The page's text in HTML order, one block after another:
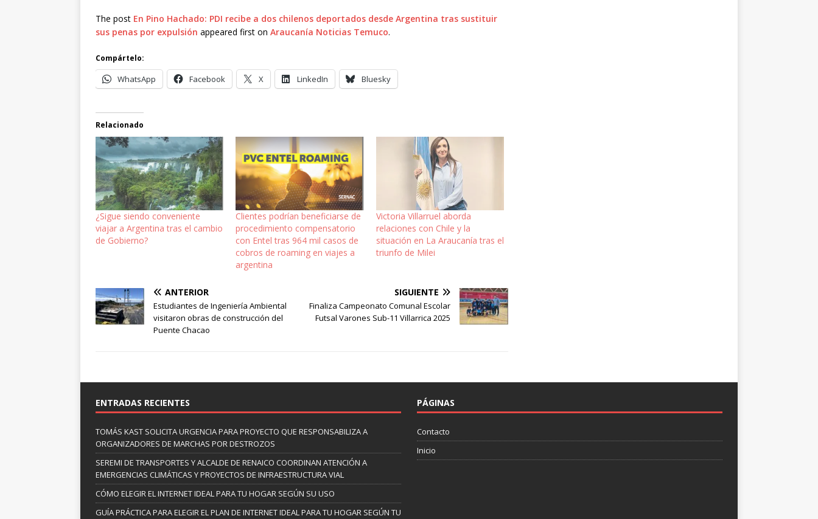
The post En Pino Hachado: PDI recibe a dos chilenos deportados desde Argentina tras sustituir
sus penas por expulsión appeared first on Araucanía Noticias Temuco.
Compártelo:
WhatsApp Facebook X LinkedIn Bluesky
Relacionado
¿Sigue siendo conveniente
viajar a Argentina tras el cambio
de Gobierno?
Clientes podrían beneficiarse de
procedimiento compensatorio
con Entel tras 964 mil casos de
cobros de roaming en viajes a
argentina
Victoria Villarruel aborda
relaciones con Chile y la
situación en La Araucanía tras el
triunfo de Milei
ANTERIOR
Estudiantes de Ingeniería Ambiental
visitaron obras de construcción del
Puente Chacao
SIGUIENTE
Finaliza Campeonato Comunal Escolar
Futsal Varones Sub-11 Villarrica 2025
ENTRADAS RECIENTES
TOMÁS KAST SOLICITA URGENCIA PARA PROYECTO QUE RESPONSABILIZA A
ORGANIZADORES DE MARCHAS POR DESTROZOS
SEREMI DE TRANSPORTES Y ALCALDE DE RENAICO COORDINAN ATENCIÓN A
EMERGENCIAS CLIMÁTICAS Y PROYECTOS DE INFRAESTRUCTURA VIAL
CÓMO ELEGIR EL INTERNET IDEAL PARA TU HOGAR SEGÚN SU USO
GUÍA PRÁCTICA PARA ELEGIR EL PLAN DE INTERNET IDEAL PARA TU HOGAR SEGÚN TU
PÁGINAS
Contacto
Inicio